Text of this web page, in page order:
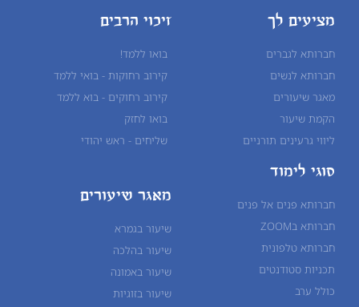
מציעים לך
חברותא לגברים
חברותא לנשים
מאגר שיעורים
הקמת שיעור
ליווי גרעינים תורניים
זיכוי הרבים
בואו ללמד!
קירוב רחוקות - בואי ללמד
קירוב רחוקים - בוא ללמד
בואו לחזק
שליחים - ראש יהודי
סוגי לימוד
חברותא פנים אל פנים
חברותא בZOOM
חברותא טלפונית
תכניות סטודנטים
כולל ערב
מאגר שיעורים
שיעור בגמרא
שיעור בהלכה
שיעור באמונה
שיעור בזוגיות